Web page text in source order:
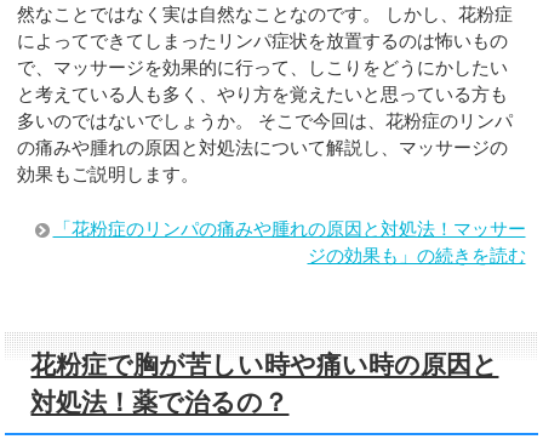
然なことではなく実は自然なことなのです。 しかし、花粉症
によってできてしまったリンパ症状を放置するのは怖いもの
で、マッサージを効果的に行って、しこりをどうにかしたい
と考えている人も多く、やり方を覚えたいと思っている方も
多いのではないでしょうか。 そこで今回は、花粉症のリンパ
の痛みや腫れの原因と対処法について解説し、マッサージの
効果もご説明します。
「花粉症のリンパの痛みや腫れの原因と対処法！マッサー
ジの効果も」の続きを読む
花粉症で胸が苦しい時や痛い時の原因と
対処法！薬で治るの？